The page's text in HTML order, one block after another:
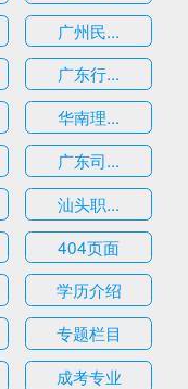
广州民...
广东行...
华南理...
广东司...
汕头职...
404页面
学历介绍
专题栏目
成考专业